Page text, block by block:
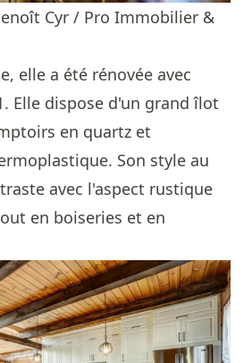
Cyr / Pro Immobilier &
elle a été rénovée avec
Elle dispose d'un grand îlot
en quartz et
Son style au
avec l'aspect rustique
en boiseries et en